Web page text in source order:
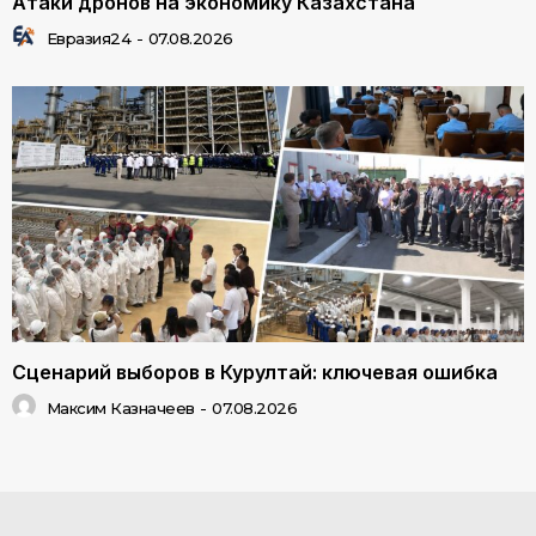
Евразия24 - 07.08.2026
Сценарий выборов в Курултай: ключевая ошибка
Максим Казначеев - 07.08.2026